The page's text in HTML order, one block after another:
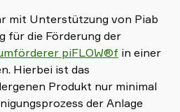
mit Unterstützung von Piab
für die Förderung der
piFLOW®f in einer
Hierbei ist das
Produkt nur minimal
der Anlage